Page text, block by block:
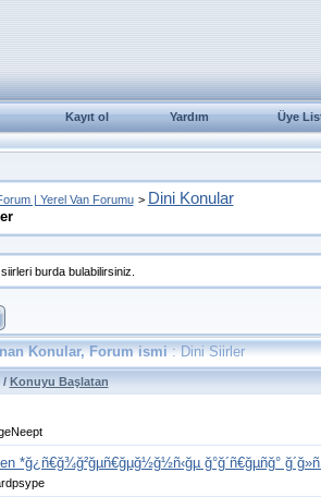
Kayıt ol Yardım Üye
| Yerel Van Forumu > Dini Konular
burda bulabilirsiniz.
Konular, Forum ismi: Dini Siirler
/ Konuyu Başlatan
*ğ¿ñ€ğ¾ğ²ğµñ€ğµğ½ğ½ñ‹ğµ ğ°ğ´ñ€ğµñğ°